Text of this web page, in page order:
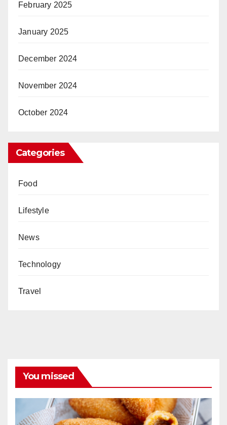
February 2025
January 2025
December 2024
November 2024
October 2024
Categories
Food
Lifestyle
News
Technology
Travel
You missed